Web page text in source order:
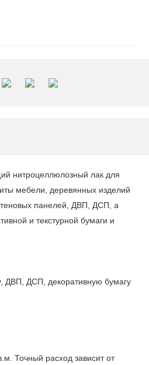
нитроцеллюлозный лак для
мебели, деревянных изделий
панелей, ДВП, ДСП, а
и текстурной бумаги и
ДВП, ДСП, декоративную бумагу
Точный расход зависит от